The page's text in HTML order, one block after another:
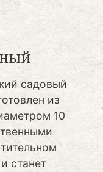
садовый
из
10
станет